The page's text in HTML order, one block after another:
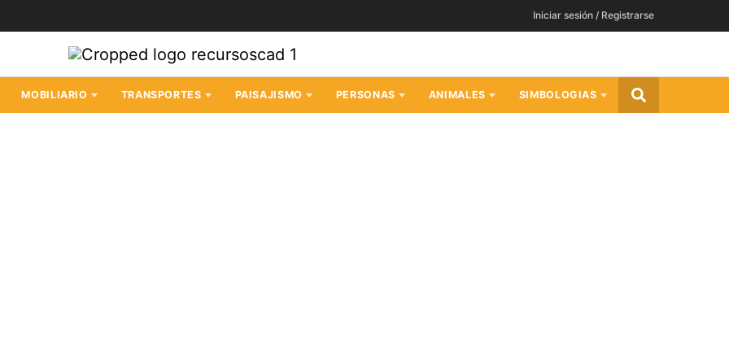
Iniciar sesión / Registrarse
MOBILIARIO TRANSPORTES PAISAJISMO PERSONAS ANIMALES SIMBOLOGIAS